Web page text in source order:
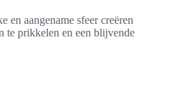
en aangename sfeer creëren
te prikkelen en een blijvende